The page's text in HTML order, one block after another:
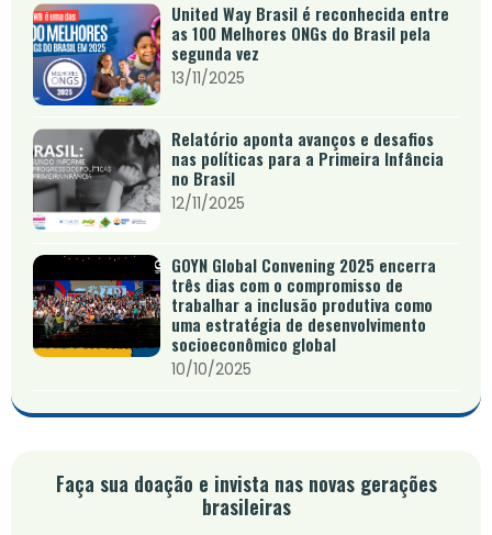
United Way Brasil é reconhecida entre
as 100 Melhores ONGs do Brasil pela
segunda vez
13/11/2025
Relatório aponta avanços e desafios
nas políticas para a Primeira Infância
no Brasil
12/11/2025
GOYN Global Convening 2025 encerra
três dias com o compromisso de
trabalhar a inclusão produtiva como
uma estratégia de desenvolvimento
socioeconômico global
10/10/2025
Faça sua doação e invista nas novas gerações
brasileiras